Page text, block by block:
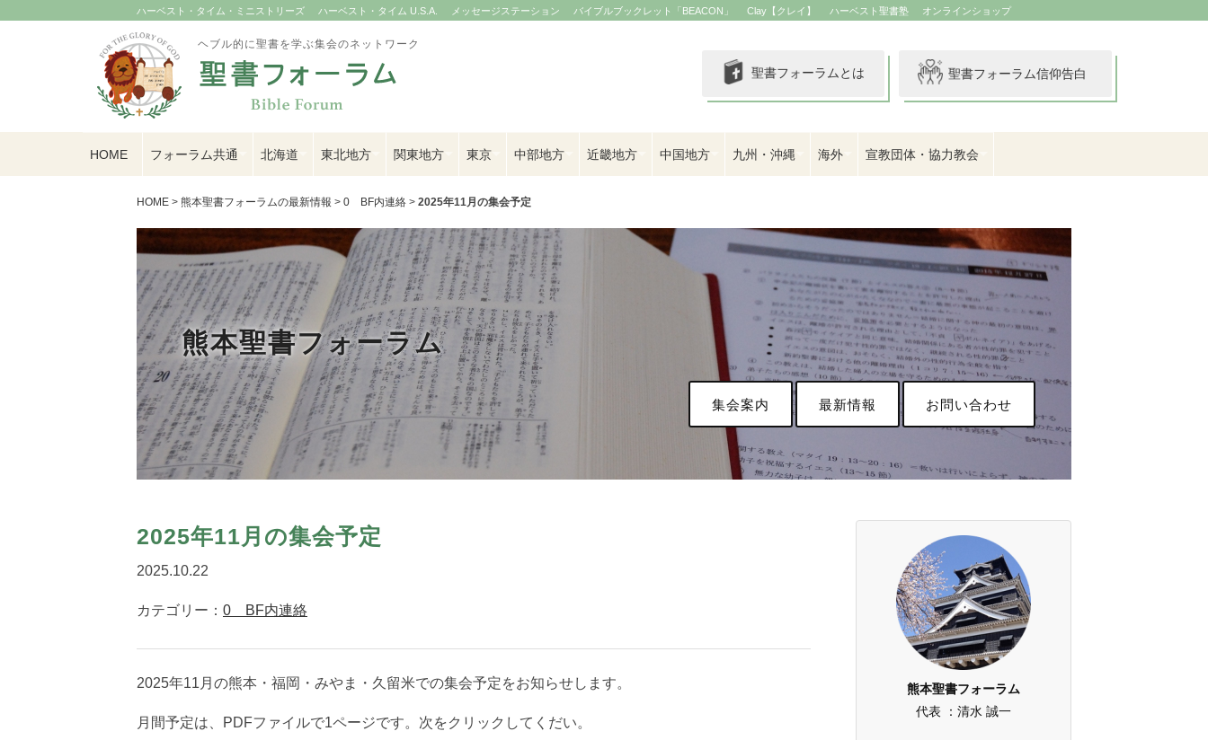
ハーベスト・タイム・ミニストリーズ ハーベスト・タイム U.S.A. メッセージステーション バイブルブックレット「BEACON」 Clay【クレイ】 ハーベスト聖書塾 オンラインショップ
ヘブル的に聖書を学ぶ集会のネットワーク
聖書フォーラム信仰告白
聖書フォーラムとは
HOME フォーラム共通 北海道 東北地方 関東地方 東京 中部地方 近畿地方 中国地方 九州・沖縄 海外 宣教団体・協力教会
HOME > 熊本聖書フォーラムの最新情報 > 0 BF内連絡 > 2025年11月の集会予定
熊本聖書フォーラム
集会案内 最新情報 お問い合わせ
2025年11月の集会予定
2025.10.22
カテゴリー： 0 BF内連絡
2025年11月の熊本・福岡・みやま・久留米での集会予定をお知らせします。
月間予定は、PDFファイルで1ページです。次をクリックしてくだい。
熊本聖書フォーラム
代表 ：清水 誠一